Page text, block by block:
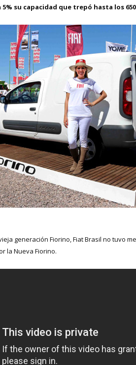
su capacidad que trepó hasta los
generación Fiorino, Fiat Brasil no tuvo
la Nueva Fiorino.